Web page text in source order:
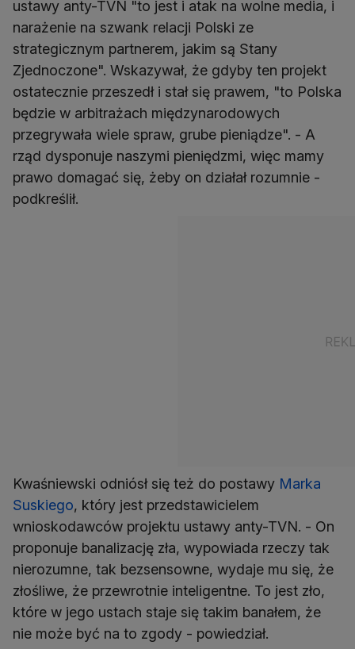
ustawy anty-TVN "to jest i atak na wolne media, i
narażenie na szwank relacji Polski ze
strategicznym partnerem, jakim są Stany
Zjednoczone". Wskazywał, że gdyby ten projekt
ostatecznie przeszedł i stał się prawem, "to Polska
będzie w arbitrażach międzynarodowych
przegrywała wiele spraw, grube pieniądze". - A
rząd dysponuje naszymi pieniędzmi, więc mamy
prawo domagać się, żeby on działał rozumnie -
podkreślił.
Kwaśniewski odniósł się też do postawy Marka
Suskiego, który jest przedstawicielem
wnioskodawców projektu ustawy anty-TVN. - On
proponuje banalizację zła, wypowiada rzeczy tak
nierozumne, tak bezsensowne, wydaje mu się, że
złośliwe, że przewrotnie inteligentne. To jest zło,
które w jego ustach staje się takim banałem, że
nie może być na to zgody - powiedział.